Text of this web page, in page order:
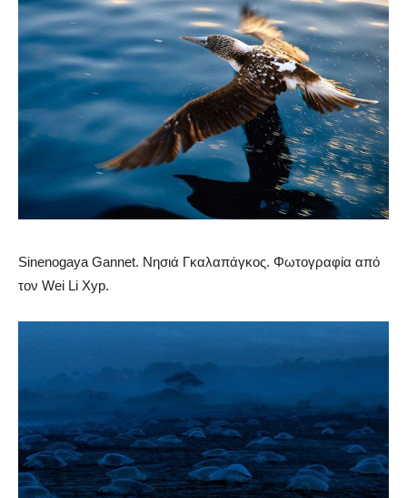
Sinenogaya Gannet. Νησιά Γκαλαπάγκος. Φωτογραφία από
τον Wei Li Хур.